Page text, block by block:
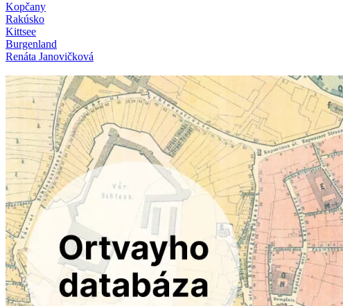
Kopčany
Rakúsko
Kittsee
Burgenland
Renáta Janovičková